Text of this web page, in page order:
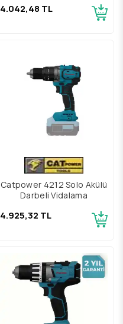
4.042,48 TL
Catpower 4212 Solo Akülü
Darbeli Vidalama
4.925,32 TL